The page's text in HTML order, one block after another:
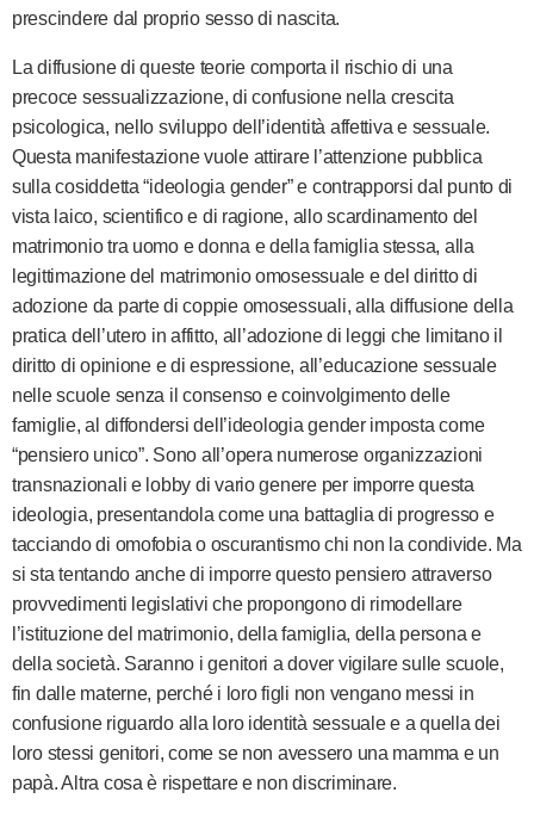
prescindere dal proprio sesso di nascita.
La diffusione di queste teorie comporta il rischio di una
precoce sessualizzazione, di confusione nella crescita
psicologica, nello sviluppo dell’identità affettiva e sessuale.
Questa manifestazione vuole attirare l’attenzione pubblica
sulla cosiddetta “ideologia gender” e contrapporsi dal punto di
vista laico, scientifico e di ragione, allo scardinamento del
matrimonio tra uomo e donna e della famiglia stessa, alla
legittimazione del matrimonio omosessuale e del diritto di
adozione da parte di coppie omosessuali, alla diffusione della
pratica dell’utero in affitto, all’adozione di leggi che limitano il
diritto di opinione e di espressione, all’educazione sessuale
nelle scuole senza il consenso e coinvolgimento delle
famiglie, al diffondersi dell’ideologia gender imposta come
“pensiero unico”. Sono all’opera numerose organizzazioni
transnazionali e lobby di vario genere per imporre questa
ideologia, presentandola come una battaglia di progresso e
tacciando di omofobia o oscurantismo chi non la condivide. Ma
si sta tentando anche di imporre questo pensiero attraverso
provvedimenti legislativi che propongono di rimodellare
l’istituzione del matrimonio, della famiglia, della persona e
della società. Saranno i genitori a dover vigilare sulle scuole,
fin dalle materne, perché i loro figli non vengano messi in
confusione riguardo alla loro identità sessuale e a quella dei
loro stessi genitori, come se non avessero una mamma e un
papà. Altra cosa è rispettare e non discriminare.